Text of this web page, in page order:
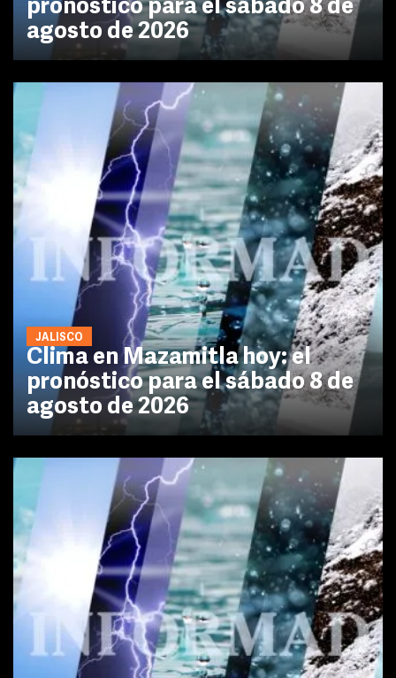
pronóstico para el sábado 8 de
agosto de 2026
JALISCO
Clima en Mazamitla hoy: el
pronóstico para el sábado 8 de
agosto de 2026